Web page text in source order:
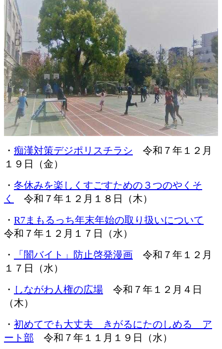
・ 痴漢対策デジポリスチラシ 令和７年１２月
１９日（金）
・ 冬休みを楽しくすごすための３つのやくそ
く
令和７年１２月１８日（木）
・ R7まもるっち年末年始の取り扱いについて
令和７年１２月１７日（水）
・
「闇バイト」防止啓発漫画 令和７年１２月
１７日（水）
・ しながわ人権の広場 令和７年１２月４日
（木）
・ 初めてでも大丈夫 きがるにたのしめる ア
ート部 令和７年１１月１９日（水）